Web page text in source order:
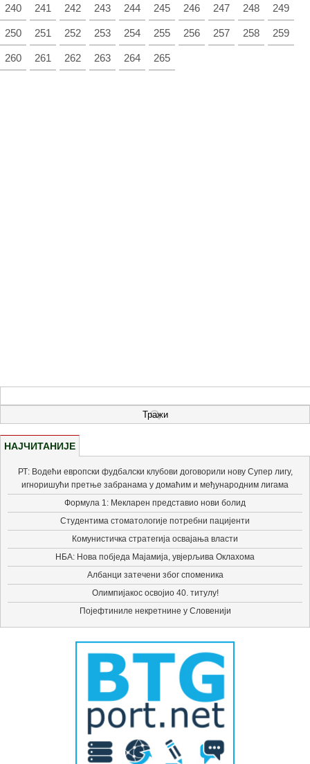
240 241 242 243 244 245 246 247 248 249
250 251 252 253 254 255 256 257 258 259
260 261 262 263 264 265
НАЈЧИТАНИЈЕ
РТ: Водећи европски фудбалски клубови договорили нову Супер лигу,
игноришући претње забранама у домаћим и међународним лигама
Формула 1: Мекларен представио нови болид
Студентима стоматологије потребни пацијенти
Комунистичка стратегија освајања власти
НБА: Нова побједа Мајамија, увјерљива Оклахома
Албанци затечени због споменика
Олимпијакос освојио 40. титулу!
Појефтиниле некретнине у Словенији